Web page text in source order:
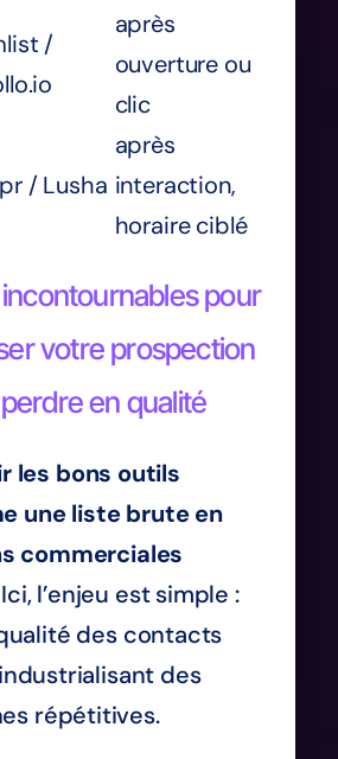
/
après
ouverture ou
clic
/ Lusha
après
interaction,
horaire ciblé
pour
votre prospection
en qualité
les bons outils
une liste brute en
commerciales
l’enjeu est simple :
des contacts
des
répétitives.